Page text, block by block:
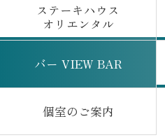
ステーキハウス
オリエンタル
はこちら
バー VIEW BAR
はこちら
個室のご案内
はこちら